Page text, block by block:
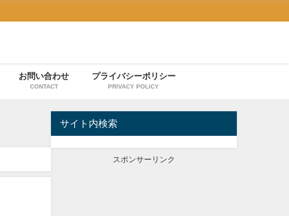
お問い合わせ
CONTACT
プライバシーポリシー
PRIVACY POLICY
サイト内検索
スポンサーリンク